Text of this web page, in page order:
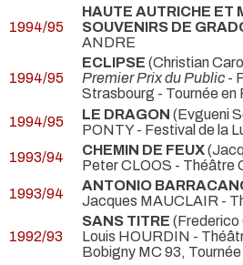
1994/95
HAUTE AUTRICHE ET
SOUVENIRS DE
ANDRE
1994/95
ECLIPSE (Christian
Premier Prix du Public -
Strasbourg - Tournée en
1994/95
LE DRAGON (Evgueni
PONTY- Festival de la
1993/94
CHEMIN DE FEUX
Peter CLOOS - Théâtre
1993/94
ANTONIO
Jacques MAUCLAIR -
1992/93
SANS TITRE (Frederico
Louis HOURDIN -
Bobigny MC 93,